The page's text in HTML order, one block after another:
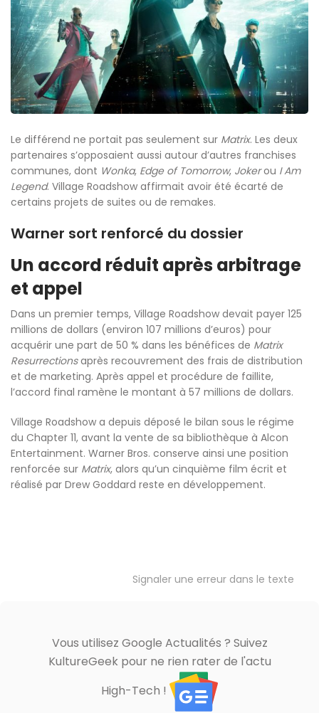
Le différend ne portait pas seulement sur Matrix. Les deux
partenaires s’opposaient aussi autour d’autres franchises
communes, dont Wonka, Edge of Tomorrow, Jokerou I Am
Legend. Village Roadshow affirmait avoir été écarté de
certains projets de suites ou de remakes.
Warner sort renforcé du dossier
Un accord réduit après arbitrage
et appel
Dans un premier temps, Village Roadshow devait payer 125
millions de dollars (environ 107 millions d’euros) pour
acquérir une part de 50 % dans les bénéfices de Matrix
Resurrectionsaprès recouvrement des frais de distribution
et de marketing. Après appel et procédure de faillite,
l’accord final ramène le montant à 57 millions de dollars.
Village Roadshow a depuis déposé le bilan sous le régime
du Chapter 11, avant la vente de sa bibliothèque à Alcon
Entertainment. Warner Bros. conserve ainsi une position
renforcée sur Matrix, alors qu’un cinquième film écrit et
réalisé par Drew Goddard reste en développement.
Signaler une erreur dans le texte
Vous utilisez Google Actualités ? Suivez
KultureGeek pour ne rien rater de l'actu
High-Tech !